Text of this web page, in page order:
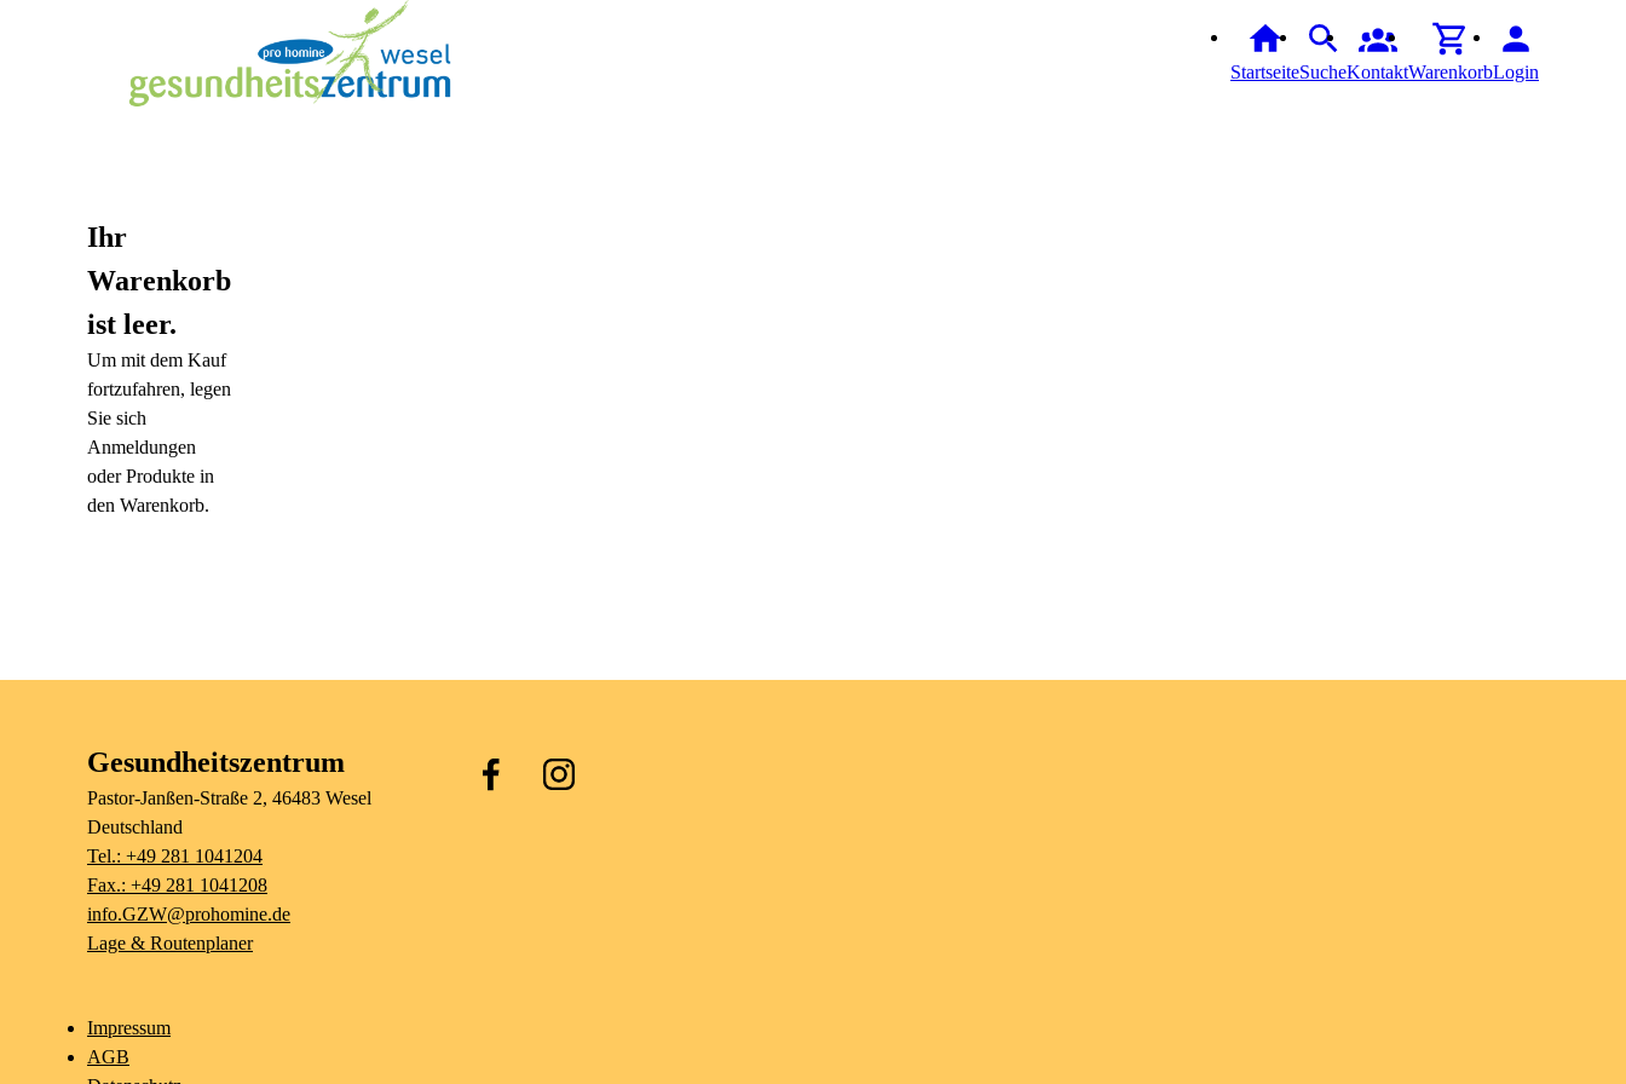
StartseiteSucheKontaktWarenkorbLogin
Ihr
Warenkorb
ist leer.
Um mit dem Kauf
fortzufahren, legen
Sie sich
Anmeldungen
oder Produkte in
den Warenkorb.
Gesundheitszentrum
Pastor-Janßen-Straße 2, 46483 Wesel
Deutschland
Tel.: +49 281 1041204
Fax.: +49 281 1041208
info.GZW@prohomine.de
Lage & Routenplaner
Impressum
AGB